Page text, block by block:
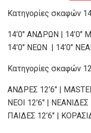
Κατηγορίες σκαφών
14’0″ ΑΝΔΡΩΝ | 14’0″
14’0″ ΝΕΩΝ | 14’0″
Κατηγορίες σκαφών
ΑΝΔΡΕΣ 12’6″ |
ΝΕΟΙ 12’6″ | ΝΕΑΝΙΔΕΣ
ΠΑΙΔΕΣ 12’6″ |